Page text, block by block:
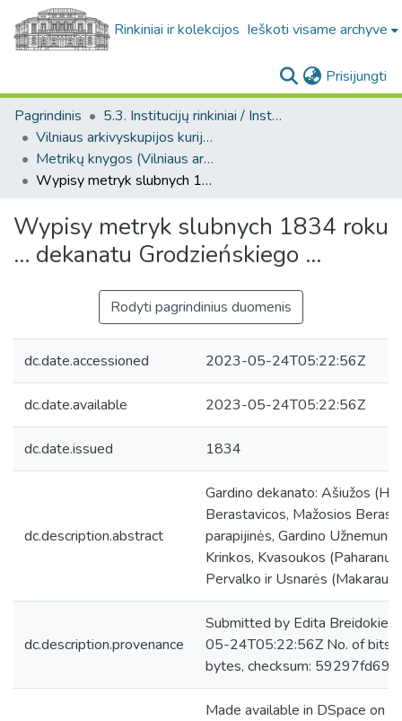
Rinkiniai ir kolekcijos Ieškoti visame archyve
Prisijungti
Pagrindinis
5.3. Institucijų rinkiniai / Institutional collections
Vilniaus arkivyskupijos kurijos fondas. F318
Metrikų knygos (Vilniaus arkivyskupijos kurijos fondas. F318)
Wypisy metryk slubnych 1834 roku ... dekanatu Grodzieńskiego ...
Wypisy metryk slubnych 1834 roku
... dekanatu Grodzieńskiego ...
Rodyti pagrindinius duomenis
dc.date.accessioned 2023-05-24T05:22:56Z
dc.date.available 2023-05-24T05:22:56Z
dc.date.issued 1834
dc.description.abstract
Gardino dekanato: Ašiužos
Berastavicos, Mažosios
parapijinės, Gardino
Krinkos, Kvasoukos
Pervalko ir Usnarės
dc.description.provenance
Submitted by Edita
05-24T05:22:56Z No. of
bytes, checksum:
Made available in DSpace on